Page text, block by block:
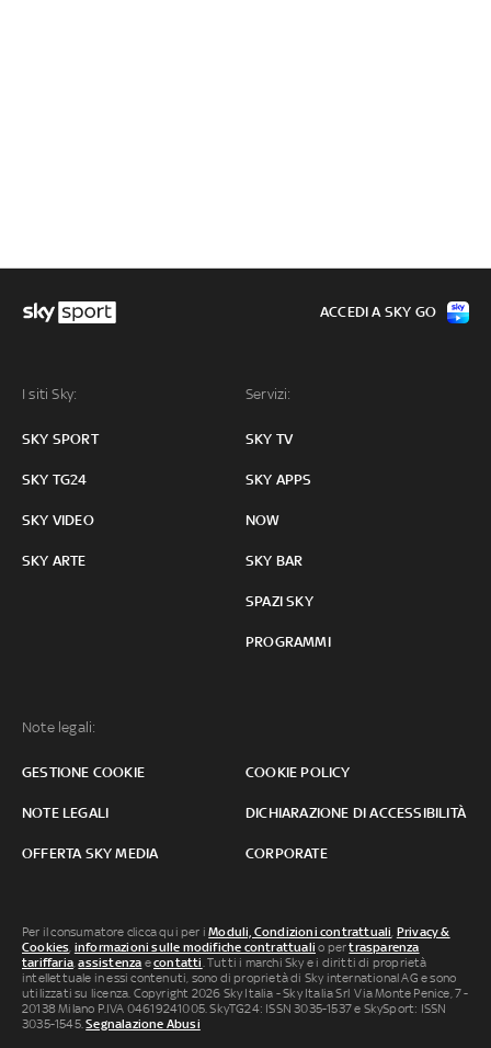
I siti Sky:
SKY SPORT
SKY TG24
SKY VIDEO
SKY ARTE
Servizi:
SKY TV
SKY APPS
NOW
SKY BAR
SPAZI SKY
PROGRAMMI
Note legali:
GESTIONE COOKIE COOKIE POLICY
NOTE LEGALI DICHIARAZIONE DI ACCESSIBILITÀ
OFFERTA SKY MEDIA CORPORATE
ACCEDI A SKY GO
Per il consumatore clicca qui per iModuli, Condizioni contrattuali Privacy &
Cookies informazioni sulle modifiche contrattuali o pertrasparenza
tariffaria ,assistenza econtatti . Tutti i marchi Sky e i diritti di proprietà
intellettuale in essi contenuti, sono di proprietà di Sky international AG e sono
utilizzati su licenza. Copyright 2026 Sky Italia - Sky Italia Srl Via Monte Penice, 7 -
20138 Milano P.IVA 04619241005. SkyTG24: ISSN 3035-1537 e SkySport: ISSN
3035-1545.Segnalazione Abusi